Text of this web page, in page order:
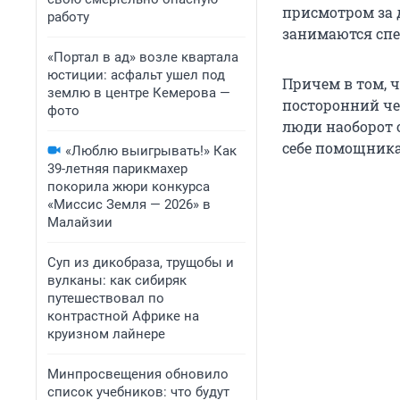
работу
«Портал в ад» возле квартала
юстиции: асфальт ушел под
землю в центре Кемерова —
фото
«Люблю выигрывать!» Как
39-летняя парикмахер
покорила жюри конкурса
«Миссис Земля — 2026» в
Малайзии
Суп из дикобраза, трущобы и
вулканы: как сибиряк
путешествовал по
контрастной Африке на
круизном лайнере
Минпросвещения обновило
список учебников: что будут
присмотром за
занимаются
Причем в том,
посторонний
люди наоборот
себе